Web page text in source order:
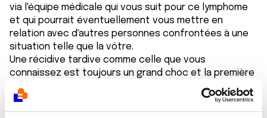
via l'équipe médicale qui vous suit pour ce lymphome
et qui pourrait éventuellement vous mettre en
relation avec d'autres personnes confrontées à une
situation telle que la vôtre.
Une récidive tardive comme celle que vous
connaissez est toujours un grand choc et la première
réaction, fréquente, que vous semblez connaître, est
plutôt de baisser les bras. Et puis une fois le choc
encaissé, la combativité revient.